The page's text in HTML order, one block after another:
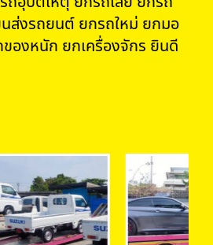
ส่งรถยนต์ ยกรถใหม่ ยกมอ
องหนัก ยกเครื่องจักร ยินดี